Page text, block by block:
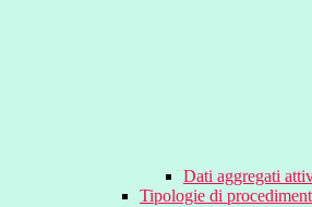
Dati aggregati
Tipologie di